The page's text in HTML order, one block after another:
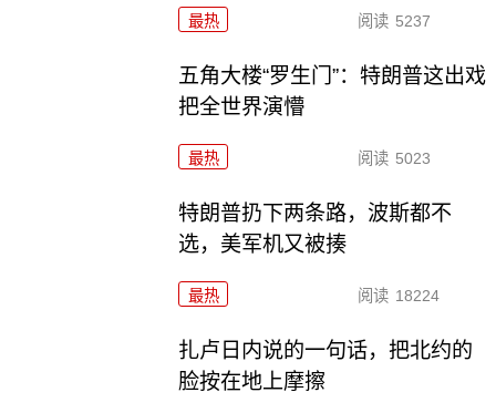
最热 阅读 5237
五角大楼“罗生门”：特朗普这出戏
把全世界演懵
最热 阅读 5023
特朗普扔下两条路，波斯都不
选，美军机又被揍
最热 阅读 18224
扎卢日内说的一句话，把北约的
脸按在地上摩擦